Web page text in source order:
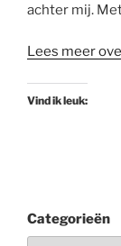
achter mij.
Lees meer
Vind ik leuk:
Categorieën